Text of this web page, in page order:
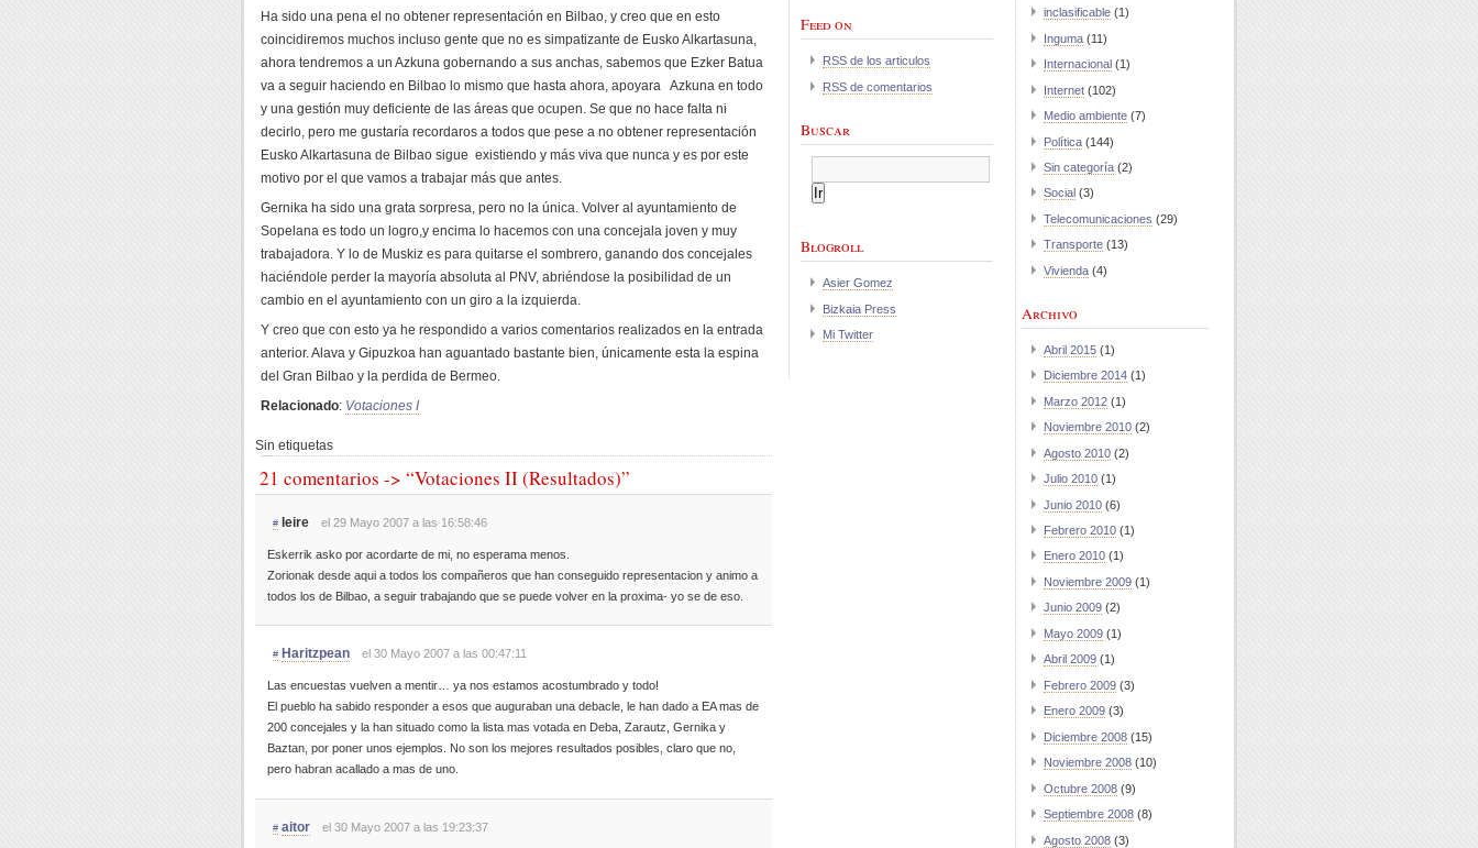
Ha sido una pena el no obtener representación en Bilbao, y creo que en esto
coincidiremos muchos incluso gente que no es simpatizante de Eusko Alkartasuna,
ahora tendremos a un Azkuna gobernando a sus anchas, sabemos que Ezker Batua
va a seguir haciendo en Bilbao lo mismo que hasta ahora, apoyara Azkuna en todo
y una gestión muy deficiente de las áreas que ocupen. Se que no hace falta ni
decirlo, pero me gustaría recordaros a todos que pese a no obtener representación
Eusko Alkartasuna de Bilbao sigue existiendo y más viva que nunca y es por este
motivo por el que vamos a trabajar más que antes.
Gernika ha sido una grata sorpresa, pero no la única. Volver al ayuntamiento de
Sopelana es todo un logro,y encima lo hacemos con una concejala joven y muy
trabajadora. Y lo de Muskiz es para quitarse el sombrero, ganando dos concejales
haciéndole perder la mayoría absoluta al PNV, abriéndose la posibilidad de un
cambio en el ayuntamiento con un giro a la izquierda.
Y creo que con esto ya he respondido a varios comentarios realizados en la entrada
anterior. Alava y Gipuzkoa han aguantado bastante bien, únicamente esta la espina
del Gran Bilbao y la perdida de Bermeo.
Relacionado: Votaciones I
Sin etiquetas
21 comentarios -> “Votaciones II (Resultados)”
# leire el 29 Mayo 2007 a las 16:58:46
Eskerrik asko por acordarte de mi, no esperama menos.
Zorionak desde aqui a todos los compañeros que han conseguido representacion y animo a
todos los de Bilbao, a seguir trabajando que se puede volver en la proxima- yo se de eso.
# Haritzpean el 30 Mayo 2007 a las 00:47:11
Las encuestas vuelven a mentir… ya nos estamos acostumbrado y todo!
El pueblo ha sabido responder a esos que auguraban una debacle, le han dado a EA mas de
200 concejales y la han situado como la lista mas votada en Deba, Zarautz, Gernika y
Baztan, por poner unos ejemplos. No son los mejores resultados posibles, claro que no,
pero habran acallado a mas de uno.
# aitor el 30 Mayo 2007 a las 19:23:37
Feed on
RSS de los articulos
RSS de comentarios
Buscar
Blogroll
Asier Gomez
Bizkaia Press
Mi Twitter
inclasificable (1)
Inguma (11)
Internacional (1)
Internet (102)
Medio ambiente (7)
Política (144)
Sin categoría (2)
Social (3)
Telecomunicaciones (29)
Transporte (13)
Vivienda (4)
Archivo
Abril 2015 (1)
Diciembre 2014 (1)
Marzo 2012 (1)
Noviembre 2010 (2)
Agosto 2010 (2)
Julio 2010 (1)
Junio 2010 (6)
Febrero 2010 (1)
Enero 2010 (1)
Noviembre 2009 (1)
Junio 2009 (2)
Mayo 2009 (1)
Abril 2009 (1)
Febrero 2009 (3)
Enero 2009 (3)
Diciembre 2008 (15)
Noviembre 2008 (10)
Octubre 2008 (9)
Septiembre 2008 (8)
Agosto 2008 (3)